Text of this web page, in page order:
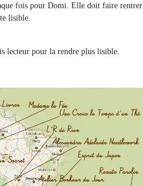
fois pour Domi. Elle doit faire rentrer
lisible.
lecteur pour la rendre plus lisible.